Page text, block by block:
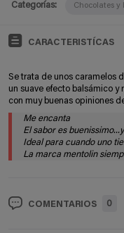
Categorías: Chocolates y
CARACTERISTÍCAS
Se trata de unos caramelos
un suave efecto balsámico y
con muy buenas opiniones
Me encanta
El sabor es
Ideal para cuando uno
La marca mentolin
COMENTARIOS 0